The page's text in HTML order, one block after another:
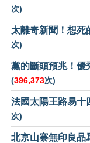
次)
太離奇新聞！想死
次)
黨的斷頭預兆！優
(396,373次)
法國太陽王路易十
次)
北京山寨無印良品